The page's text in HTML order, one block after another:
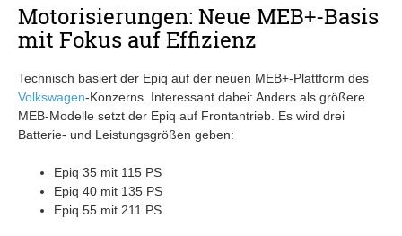
Motorisierungen: Neue MEB+-Basis
mit Fokus auf Effizienz
Technisch basiert der Epiq auf der neuen MEB+-Plattform des
Volkswagen-Konzerns. Interessant dabei: Anders als größere
MEB-Modelle setzt der Epiq auf Frontantrieb. Es wird drei
Batterie- und Leistungsgrößen geben:
Epiq 35 mit 115 PS
Epiq 40 mit 135 PS
Epiq 55 mit 211 PS